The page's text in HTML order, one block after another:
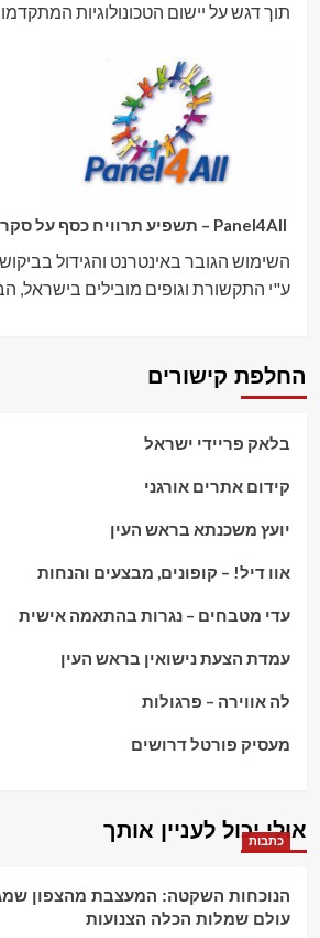
תוך דגש על יישום הטכונולוגיות
השימוש הגובר באינטרנט והגידול
ע"י התקשורת וגופים מובילים בישראל,
החלפת קישורים
בלאק פריידי ישראל
קידום אתרים אורגני
יועץ משכנתא בראש העין
אוו דיל! – קופונים, מבצעים והנחות
עדי מטבחים – נגרות בהתאמה אישית
עמדת הצעת נישואין בראש העין
לה אווירה – פרגולות
מעסיק פורטל דרושים
אולי יכול לעניין אותך
כתבות
הנוכחות השקטה: המעצבת מהצפון
עולם שמלות הכלה הצנועות